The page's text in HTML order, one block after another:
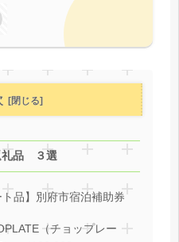
礼品 ３選
品】別府市宿泊補助券
（チョップレー